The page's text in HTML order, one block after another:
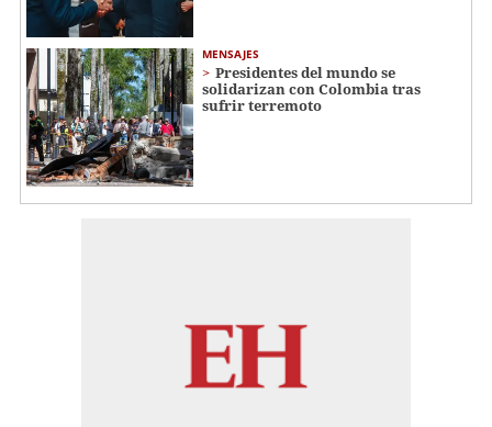
MENSAJES
Presidentes del mundo se
solidarizan con Colombia tras
sufrir terremoto